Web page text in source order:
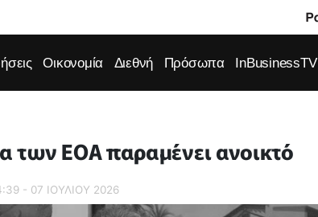
Οικονομία Διεθνή Πρόσωπα InBusinessTV
των ΕΟΑ παραμένει ανοικτό
- 07 ΙΟΥΛΙΟΥ 2026